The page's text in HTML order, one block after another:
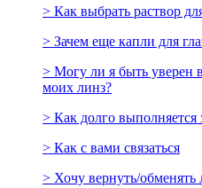
> Как выбрать раствор
> Зачем еще капли для
> Могу ли я быть уверен
моих линз?
> Как долго выполняется
> Как с вами связаться
> Хочу вернуть/обменять